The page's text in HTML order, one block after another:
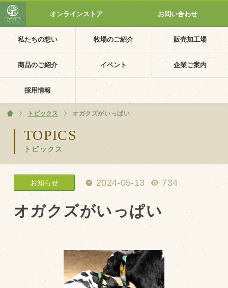
私たちの想い 牧場のご紹介 販売加工場
商品のご紹介 イベント 企業ご案内
採用情報
オンラインストア お問い合わせ
TOPICS
トピックス
ホーム
トピックス オガクズがいっぱい
お知らせ 2024-05-13 734
オガクズがいっぱい
ホーム
私たちの想い
PV動画
イベントカレンダー
イベント一覧
採用情報
企業ご案内
会社概要・沿革
アクセス
トピックス（新着順）
お知らせ